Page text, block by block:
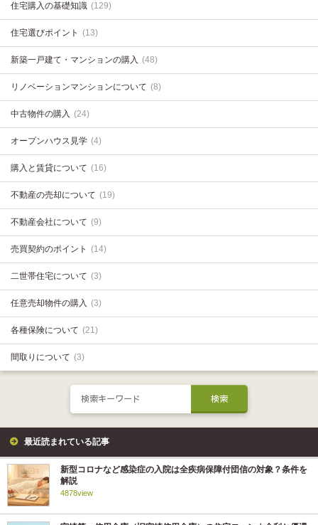
住宅購入の基礎知識 (129)
住宅選びポイント (13)
新築一戸建て・マンションの購入 (48)
リノベーションマンションについて (8)
中古物件の購入 (24)
オープンハウス見学 (4)
購入と賃貸について (16)
不動産の売却について (19)
不動産会社について (9)
売買契約のポイント (14)
二世帯住宅について (3)
任意売却物件の購入 (3)
各種保険について (21)
間取りについて (3)
最近読まれている記事
新型コロナなど感染症の入院は全疾病保障付団信の対象？条件を
解説
4878view